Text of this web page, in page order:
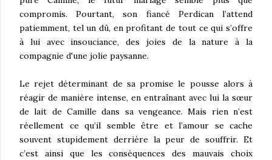
compromis. Pourtant, son fiancé Perdican l’attend
patiemment, tel un dû, en profitant de tout ce qui s’offre
à lui avec insouciance, des joies de la nature à la
compagnie d'une jolie paysanne.
Le rejet déterminant de sa promise le pousse alors à
réagir de manière intense, en entraînant avec lui la sœur
de lait de Camille dans sa vengeance.Mais rien n’est
réellement ce qu’il semble être et l’amour se cache
souvent stupidement derrière la peur de souffrir. Et
c’est ainsi que les conséquences des mauvais choix